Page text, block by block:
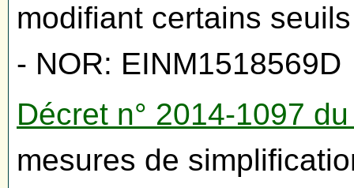
modifiant certains
- NOR: EINM1518569D
Décret n° 2014-1097
mesures de